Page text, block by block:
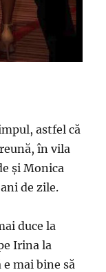
astfel că
în vila
și Monica
de zile.
duce la
Irina la
e mai bine să